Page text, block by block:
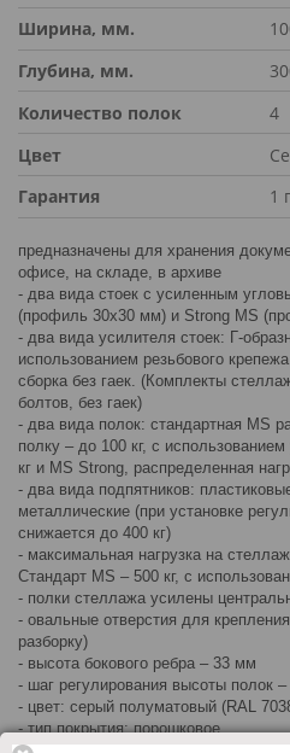
Ширина, мм.
Глубина, мм.
Количество полок
4
Цвет
Гарантия
1
предназначены для хранения
офисе, на складе, в архиве
- два вида стоек с усиленным
(профиль 30х30 мм) и Strong MS
- два вида усилителя стоек: Г-
использованием резьбового
сборка без гаек. (Комплекты
болтов, без гаек)
- два вида полок: стандартная MS
полку – до 100 кг, с
кг и MS Strong, распределенная
- два вида подпятников:
металлические (при установке
снижается до 400 кг)
- максимальная нагрузка на
Стандарт MS – 500 кг, с
- полки стеллажа усилены
- овальные отверстия для
разборку)
- высота бокового ребра – 33 мм
- шаг регулирования высоты полок
- цвет: серый полуматовый (RAL
- тип покрытия: порошковое